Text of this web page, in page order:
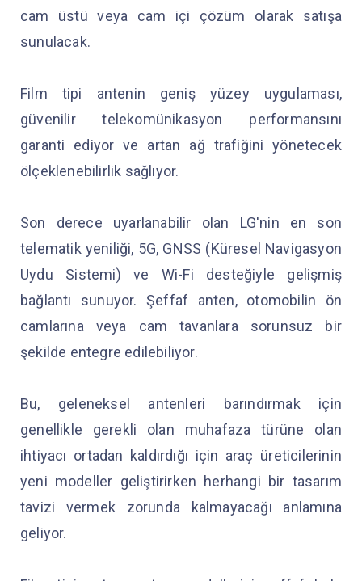
cam üstü veya cam içi çözüm olarak satışa
sunulacak.
Film tipi antenin geniş yüzey uygulaması,
güvenilir telekomünikasyon performansını
garanti ediyor ve artan ağ trafiğini yönetecek
ölçeklenebilirlik sağlıyor.
Son derece uyarlanabilir olan LG'nin en son
telematik yeniliği, 5G, GNSS (Küresel Navigasyon
Uydu Sistemi) ve Wi-Fi desteğiyle gelişmiş
bağlantı sunuyor. Şeffaf anten, otomobilin ön
camlarına veya cam tavanlara sorunsuz bir
şekilde entegre edilebiliyor.
Bu, geleneksel antenleri barındırmak için
genellikle gerekli olan muhafaza türüne olan
ihtiyacı ortadan kaldırdığı için araç üreticilerinin
yeni modeller geliştirirken herhangi bir tasarım
tavizi vermek zorunda kalmayacağı anlamına
geliyor.